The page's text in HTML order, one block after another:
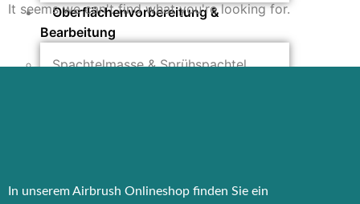
Oberflächenvorbereitung &
Bearbeitung
Spachtelmasse & Sprühspachtel
Schablonen & Templates
It seems we can't find what you're looking for.
In unserem Airbrush Onlineshop finden Sie ein